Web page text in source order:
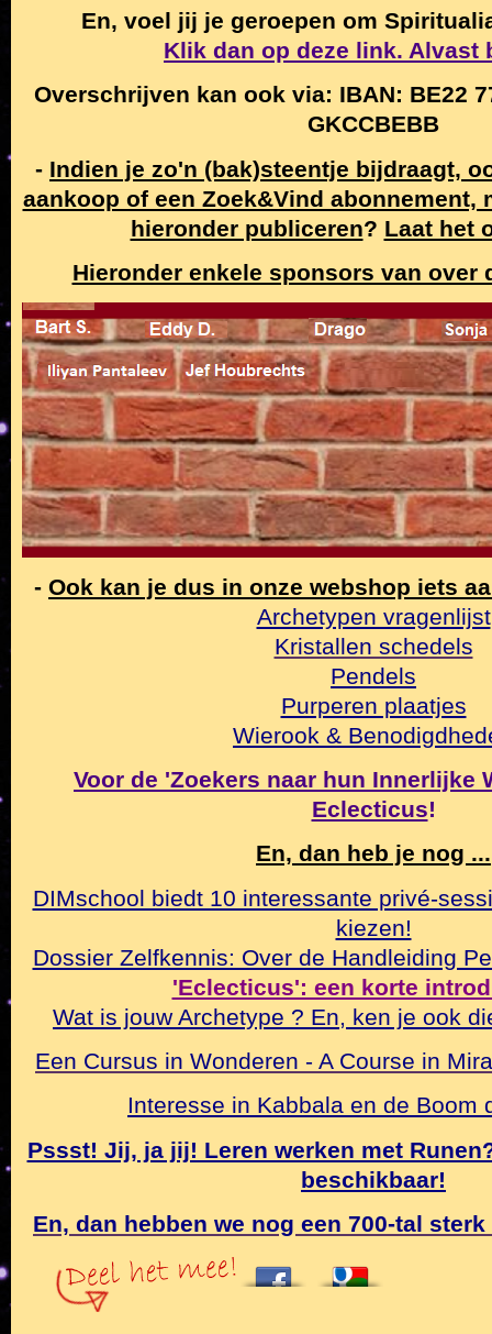
En, voel jij je geroepen om
Klik dan op deze link. Alvast
Overschrijven kan ook via: IBAN: BE22
GKCCBEBB
- Indien je zo'n (bak)steentje bijdraagt,
aankoop of een Zoek&Vind abonnement,
hieronder publiceren? Laat het
Hieronder enkele sponsors van over
- Ook kan je dus in onze webshop iets
Archetypen vragenlijst
Kristallen schedels
Pendels
Purperen plaatjes
Wierook &
Voor de 'Zoekers naar hun Innerlijke
Eclecticus!
En, dan heb je nog ...
DIMschool biedt 10 interessante privé-
kiezen!
Dossier Zelfkennis: Over de Handleiding
'Eclecticus': een korte
Wat is jouw Archetype ? En, ken je ook
Een Cursus in Wonderen - A Course in
Interesse in Kabbala en de Boom
Pssst! Jij, ja jij! Leren werken met
beschikbaar!
En, dan hebben we nog een 700-tal